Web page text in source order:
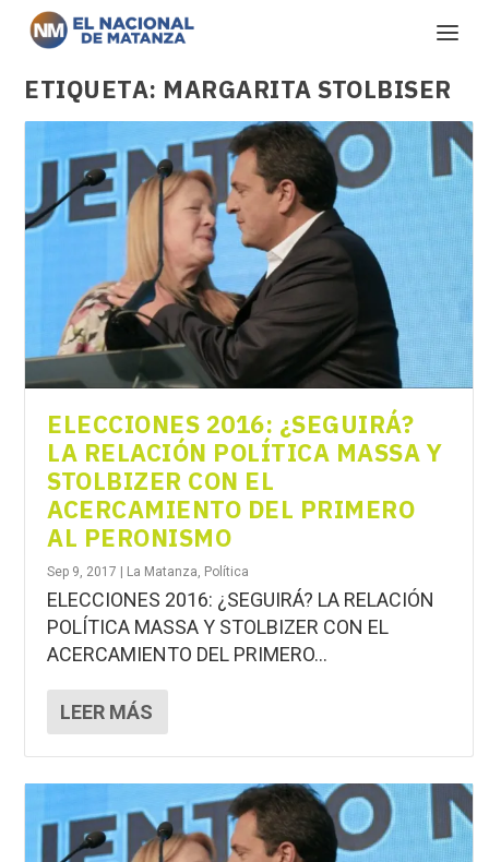
ETIQUETA: MARGARITA STOLBISER
ELECCIONES 2016: ¿SEGUIRÁ?
LA RELACIÓN POLÍTICA MASSA Y
STOLBIZER CON EL
ACERCAMIENTO DEL PRIMERO
AL PERONISMO
Sep 9, 2017 La Matanza, Política
ELECCIONES 2016: ¿SEGUIRÁ? LA RELACIÓN
POLÍTICA MASSA Y STOLBIZER CON EL
ACERCAMIENTO DEL PRIMERO...
LEER MÁS